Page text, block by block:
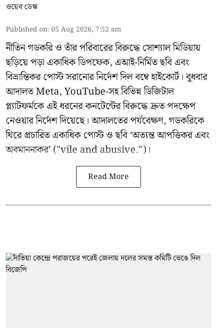
ওয়েব ডেস্ক
Published on:05 Aug 2026, 7:52 am
নীতিন গডকরি ও তাঁর পরিবারের বিরুদ্ধে সোশ্যাল মিডিয়ায়
ছড়িয়ে পড়া একাধিক ডিপফেক, এআই-নির্মিত ছবি এবং
বিভ্রান্তিকর পোস্ট সরানোর নির্দেশ দিল বম্বে হাইকোর্ট। বুধবার
আদালত Meta, YouTube-সহ বিভিন্ন ডিজিটাল
প্ল্যাটফর্মকে এই ধরনের কনটেন্টের বিরুদ্ধে দ্রুত পদক্ষেপ
নেওয়ার নির্দেশ দিয়েছে। আদালতের পর্যবেক্ষণ, গডকরিকে
ঘিরে প্রচারিত একাধিক পোস্ট ও ছবি ‘অত্যন্ত আপত্তিকর এবং
অবমাননাকর’ ("vile and abusive.")।
Read More